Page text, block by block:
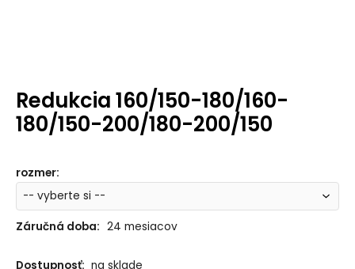
Redukcia 160/150-180/160-
180/150-200/180-200/150
rozmer:
Záručná doba: 24 mesiacov
Dostupnosť: na sklade